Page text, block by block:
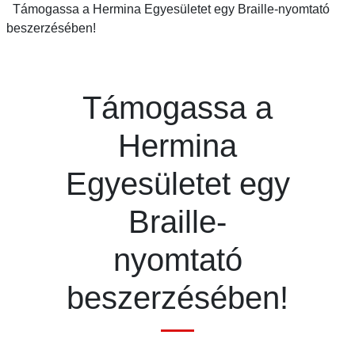
Támogassa a Hermina Egyesületet egy Braille-nyomtató
beszerzésében!
Támogassa a
Hermina
Egyesületet egy
Braille-
nyomtató
beszerzésében!